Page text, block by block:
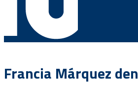
Francia Márquez